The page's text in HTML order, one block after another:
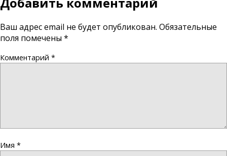
Ваш адрес email не будет опубликован. Обязательные
поля помечены *
Комментарий *
Имя *